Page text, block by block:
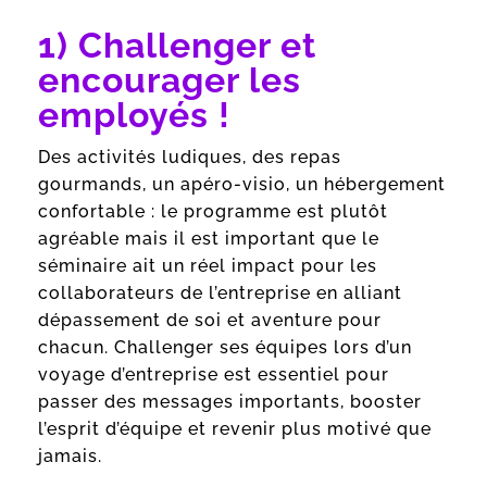
1) Challenger et
encourager les
employés !
Des activités ludiques, des repas
gourmands, un apéro-visio, un hébergement
confortable : le programme est plutôt
agréable mais il est important que le
séminaire ait un réel impact pour les
collaborateurs de l’entreprise en alliant
dépassement de soi et aventure pour
chacun. Challenger ses équipes lors d’un
voyage d’entreprise est essentiel pour
passer des messages importants, booster
l’esprit d’équipe et revenir plus motivé que
jamais.